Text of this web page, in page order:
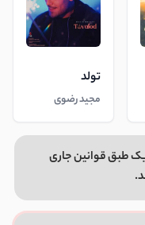
تولد
مجید رضوی
طبق قوانین جاری